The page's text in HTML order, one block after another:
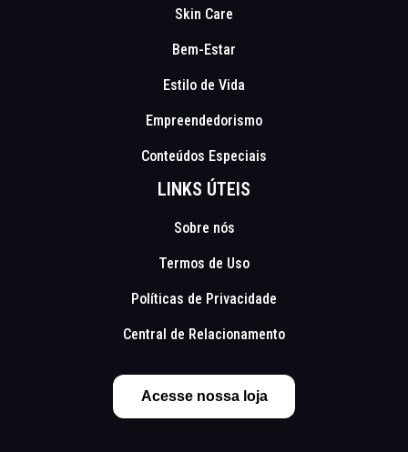
Skin Care
Bem-Estar
Estilo de Vida
Empreendedorismo
Conteúdos Especiais
LINKS ÚTEIS
Sobre nós
Termos de Uso
Políticas de Privacidade
Central de Relacionamento
Acesse nossa loja